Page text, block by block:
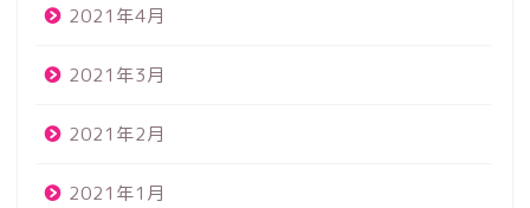
2021年4月
2021年3月
2021年2月
2021年1月